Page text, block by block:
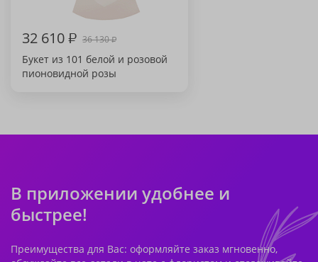
32 610₽ 36 130₽
Букет из 101 белой и розовой
пионовидной розы
В приложении удобнее и
быстрее!
Преимущества для Вас: оформляйте заказ мгновенно,